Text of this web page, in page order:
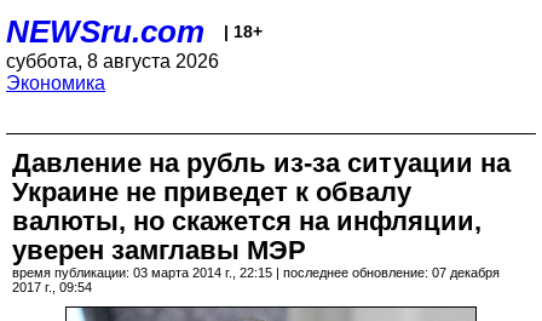
NEWSru.com | 18+
суббота, 8 августа 2026
Экономика
Давление на рубль из-за ситуации на
Украине не приведет к обвалу
валюты, но скажется на инфляции,
уверен замглавы МЭР
время публикации: 03 марта 2014 г., 22:15 | последнее обновление: 07 декабря
2017 г., 09:54